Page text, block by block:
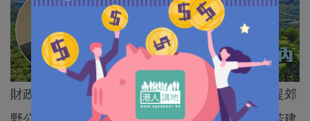
財政司司長陳茂波接受《經濟日報》專訪時，重提郊